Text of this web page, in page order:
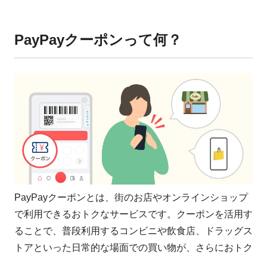
PayPayクーポンって何？
PayPayクーポンとは、街のお店やオンラインショップ
で利用できるおトクなサービスです。クーポンを活用す
ることで、普段利用するコンビニや飲食店、ドラッグス
トアといった日常的な場面での買い物が、さらにおトク